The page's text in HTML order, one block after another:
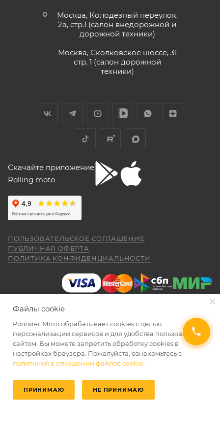
Москва, Колодезный переулок,
2а, стр.1 (салон внедорожной и
дорожной техники)
Москва, Сколковское шоссе, 31
стр. 1 (салон дорожной
техники)
Скачайте приложение
Rolling moto
ПОЛЬЗОВАТЕЛЬСКОЕ СОГЛАШЕНИЕ
ПУБЛИЧНАЯ ОФЕРТА
ПОЛИТИКА КОНФИДЕНЦИАЛЬНОСТИ
2026 © Интернет-магазин мототехники Роллинг Мото
Файлы cookie
Роллинг Мото обрабатывает сookies с целью
персонализации сервисов и для удобства пользования
сайтом. Вы можете запретить обработку сookies в
настройках браузера. Пожалуйста, ознакомьтесь с
политикой в отношении файлов cookie
ПРИНИМАЮ НЕ ПРИНИМАЮ